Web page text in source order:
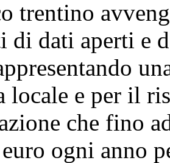
trentino
di dati aperti e
locale e per il
che fino
ogni anno